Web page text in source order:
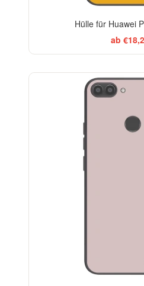
Hülle für Huawei
ab